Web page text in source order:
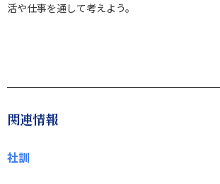
活や仕事を通して考えよう。
関連情報
社訓